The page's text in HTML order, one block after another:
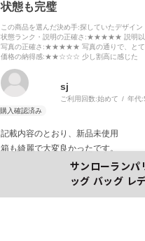
サンローランパ
ッグ バッグ レ
状態も完璧
この商品を選んだ決め手:探していたデザイ
状態ランク・説明の正確さ :★★★★★ 説明以
写真の正確さ :★★★★★ 写真の通りで、とて
価格の納得感:★★☆☆☆ 少し割高に感じた
sj
ご利用回数:始めて 年代:
記載内容のとおり、新品未使用
箱も綺麗で大変良かったです。